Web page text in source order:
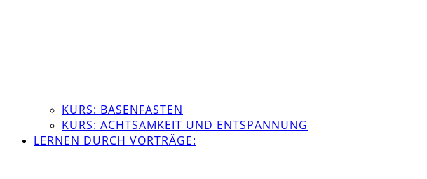
KURS: BASENFASTEN
KURS: ACHTSAMKEIT UND ENTSPANNUNG
LERNEN DURCH VORTRÄGE: